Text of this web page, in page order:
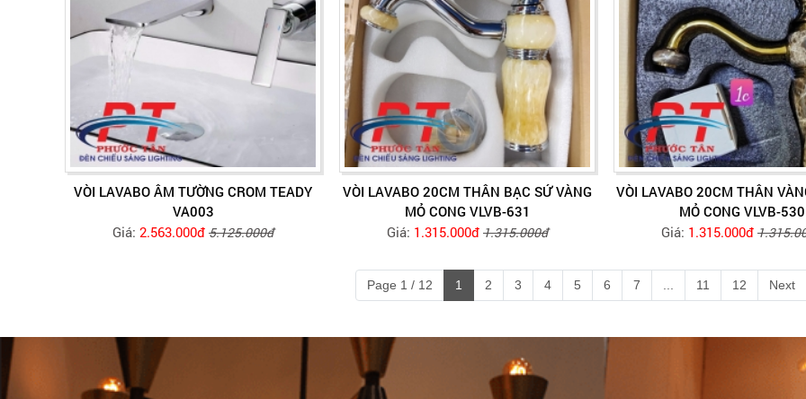
VÒI LAVABO ÂM TƯỜNG CROM TEADY
VA003
Giá: 2.563.000đ 5.125.000đ
VÒI LAVABO 20CM THÂN BẠC SỨ VÀNG
MỎ CONG VLVB-631
Giá: 1.315.000đ 1.315.000đ
VÒI LAVABO 20CM THÂN
MỎ CONG VLVB-530
Giá: 1.315.000đ
Page 1 / 12 1 2 3 4 5 6 7 ... 11 12 Next